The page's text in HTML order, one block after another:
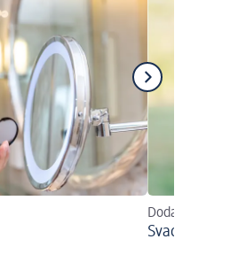
Dodajte
Svadobné